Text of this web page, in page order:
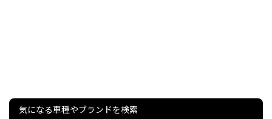
気になる車種やブランドを検索